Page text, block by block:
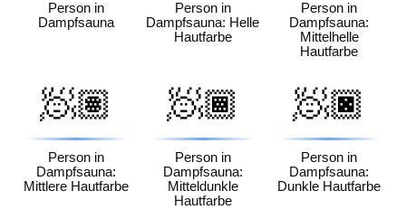
Person in
Dampfsauna
Person in
Dampfsauna: Helle
Hautfarbe
Person in
Dampfsauna:
Mittelhelle
Hautfarbe
🧖🏽
Person in
Dampfsauna:
Mittlere Hautfarbe
🧖🏾
Person in
Dampfsauna:
Mitteldunkle
Hautfarbe
🧖🏿
Person in
Dampfsauna:
Dunkle Hautfarbe